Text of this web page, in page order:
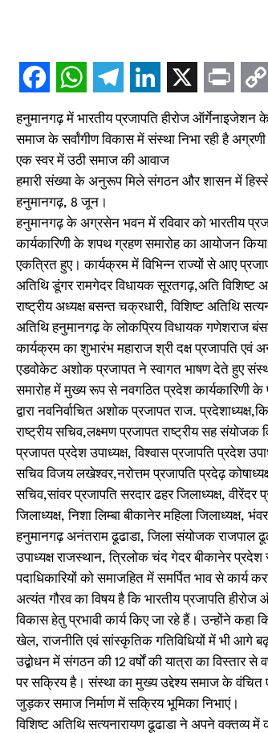
हनुमानगढ़ में भारतीय प्रजापति हीरोज
समाज के सर्वांगीण विकास में संस्था निभा रही है
एक स्वर में उठी समाज की आवाज
हमारी संख्या के अनुरूप मिले संगठन और शासन में
हनुमानगढ़, 8 जून।
हनुमानगढ़ के अग्रसेन भवन में रविवार को भारतीय
कार्यकारिणी के शपथ ग्रहण समारोह का आयोजन
एकत्रित हुए। कार्यक्रम में विभिन्न राज्यों से आए
अतिथि डूंगर रामगेदर विधायक सूरतगढ़,अति विशिष्ट
राष्ट्रीय अध्यक्ष बसन्त चक्रधारी, विशिष्ट अतिथि
अतिथि हनुमानगढ़ के लोकप्रिय विधायक गणेशराज
कार्यक्रम का शुभारंभ महाराज श्री दक्ष प्रजापति
एडवोकेट अशोक प्रजापत ने स्वागत भाषण देते हुए
समारोह में मुख्य रूप से नवगठित प्रदेश कार्यकारिणी
द्वारा नवनिर्वाचित अशोक प्रजापत राज.
राष्ट्रीय सचिव,लक्ष्मण प्रजापत राष्ट्रीय सह संयोजक
प्रजापत प्रदेश उपाध्यक्ष, विश्वास प्रजापति प्रदेश
सचिव विजय लखेश्वर,नरोत्तम प्रजापति प्रदेढ़
सचिव,सांवर प्रजापति सरदार ढहर जिलाध्यक्ष, वीरेंदर
जिलाध्यक्ष, निशा लिम्बा बीकानेर महिला जिलाध्यक्ष,
हनुमानगढ़ अनंतराम ढूढाडा, जिला संयोजक राजपाल
उपाध्यक्ष राजस्थान, त्रिलोक चंद गेदर बीकानेर
पदाधिकारियों को समाजहित में समर्पित भाव से
अत्यंत गौरव का विषय है कि भारतीय प्रजापति
विकास हेतु प्रभावी कार्य किए जा रहे हैं। उन्होंने कहा
खेल, राजनीति एवं सांस्कृतिक गतिविधियों में भी आगे
उद्बोधन में संगठन की 12 वर्षों की यात्रा का
पर सक्रिय है। संस्था का मुख्य उद्देश्य समाज के
जुड़कर समाज निर्माण में सक्रिय भूमिका निभाएं।
विशिष्ट अतिथि सत्यनारायण ढूढाडा ने अपने